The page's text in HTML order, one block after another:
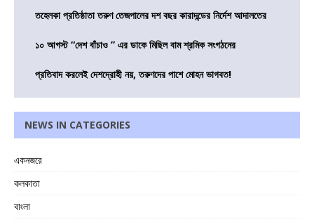
তহেলকা প্রতিষ্ঠাতা তরুণ তেজপালের দশ বছর কারাদন্ডের নির্দেশ আদালতের
১০ আগস্ট “দেশ বাঁচাও ” এর ডাকে মিছিল বাম শ্রমিক সংগঠনের
প্রতিবাদ করলেই দেশদ্রোহী নয়, তরুণদের পাশে মোহন ভাগবত!
NEWS IN CATEGORIES
একনজরে
কলকাতা
বাংলা